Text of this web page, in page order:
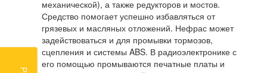
механической), а также редукторов и мостов.
Средство помогает успешно избавляться от
грязевых и масляных отложений. Нефрас может
задействоваться и для промывки тормозов,
сцепления и системы ABS. В радиоэлектронике с
его помощью промываются печатные платы и